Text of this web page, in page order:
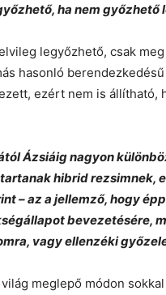
ha nem győzhető
legyőzhető, csak
hasonló
ezért nem is állítható,
Ázsiáig nagyon
hibrid rezsimnek,
– az a jellemző, hogy
bevezetésére,
vagy ellenzéki
meglepő módon